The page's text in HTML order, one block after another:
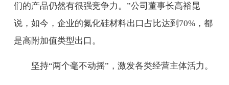
们的产品仍然有很强竞争力。”公司董事长高裕昆
说，如今，企业的氮化硅材料出口占比达到70%，都
是高附加值类型出口。
坚持“两个毫不动摇”，激发各类经营主体活力。